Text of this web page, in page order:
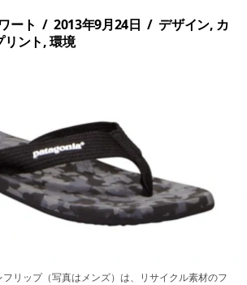
ート / 2013年9月24日 / デザイン, カ
リント,環境
リップ（写真はメンズ）は、リサイクル素材のフ